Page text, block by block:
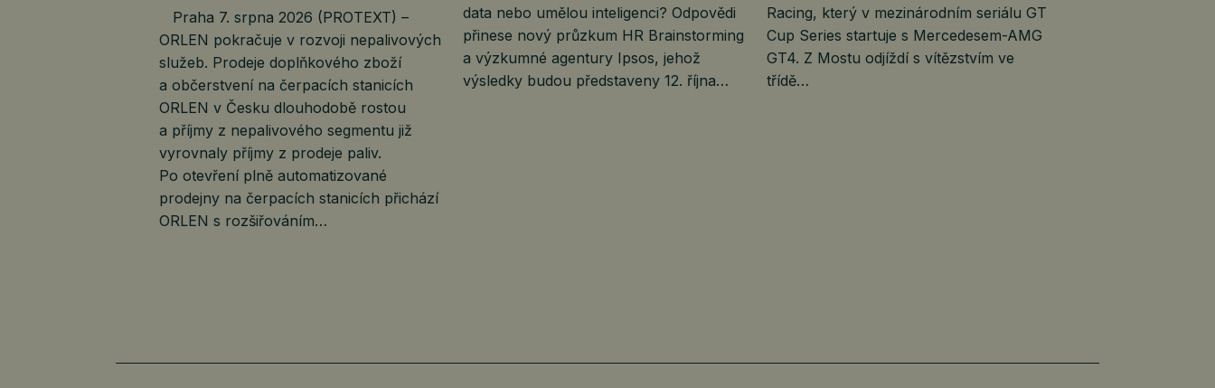
Praha 7. srpna 2026 (PROTEXT) –
ORLEN pokračuje v rozvoji nepalivových
služeb. Prodeje doplňkového zboží
a občerstvení na čerpacích stanicích
ORLEN v Česku dlouhodobě rostou
a příjmy z nepalivového segmentu již
vyrovnaly příjmy z prodeje paliv.
Po otevření plně automatizované
prodejny na čerpacích stanicích přichází
ORLEN s rozšiřováním…
data nebo umělou inteligenci? Odpovědi
přinese nový průzkum HR Brainstorming
a výzkumné agentury Ipsos, jehož
výsledky budou představeny 12. října…
Racing, který v mezinárodním seriálu GT
Cup Series startuje s Mercedesem-AMG
GT4. Z Mostu odjíždí s vítězstvím ve
třídě…